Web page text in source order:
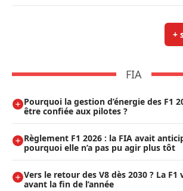
+
FIA
Pourquoi la gestion d’énergie des F1
être confiée aux pilotes ?
Règlement F1 2026 : la FIA avait
pourquoi elle n’a pas pu agir plus tôt
Vers le retour des V8 dès 2030 ? La F1
avant la fin de l’année